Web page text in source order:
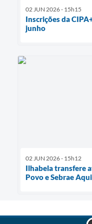
02 JUN 2026 - 15h15
Inscrições da
junho
02 JUN 2026 - 15h12
Ilhabela transfere
Povo e Sebrae